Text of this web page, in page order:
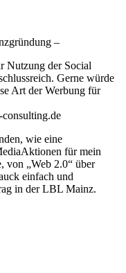
–
Nutzung der Social
Gerne würde
Art der Werbung für
wie eine
für mein
von „Web 2.0“ über
einfach und
in der LBL Mainz.